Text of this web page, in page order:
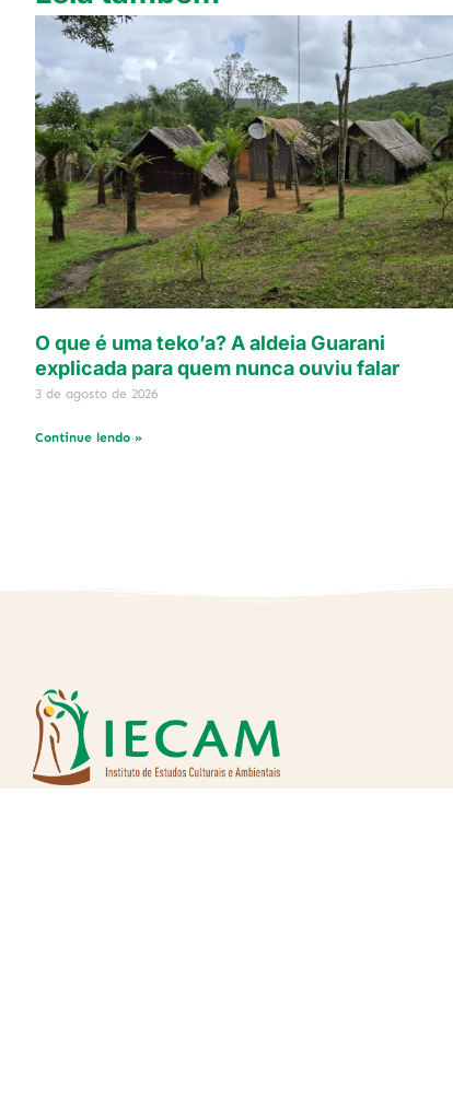
O que é uma teko’a? A aldeia Guarani
explicada para quem nunca ouviu falar
3 de agosto de 2026
Continue lendo »